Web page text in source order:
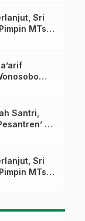
Sri
MTs
Santri,
di
Sri
MTs